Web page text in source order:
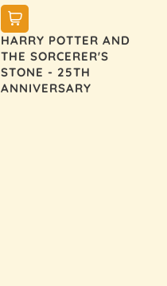
HARRY POTTER AND
THE SORCERER'S
STONE - 25TH
ANNIVERSARY